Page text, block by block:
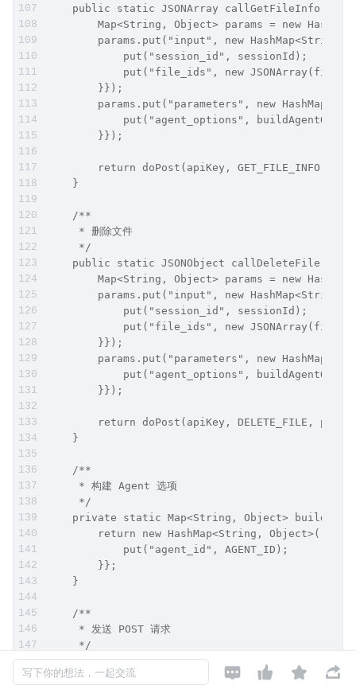
public static JSONArray
Map<String, Object> params = new
params.put("input", new HashMap<String,
put("session_id", sessionId);
put("file_ids", new
}});
params.put("parameters", new
put("agent_options",
}});
return doPost(apiKey, GET_FILE_INFO,
}
/**
* 删除文件
*/
public static JSONObject
Map<String, Object> params = new
params.put("input", new HashMap<String,
put("session_id", sessionId);
put("file_ids", new
}});
params.put("parameters", new
put("agent_options",
}});
return doPost(apiKey, DELETE_FILE,
}
/**
* 构建 Agent 选项
*/
private static Map<String, Object>
return new HashMap<String, Object>() {{
put("agent_id", AGENT_ID);
}};
}
/**
* 发送 POST 请求
*/
private static JSONObject doPost(String
URL url = new URL(urlStr);
写下你的想法，一起交流    